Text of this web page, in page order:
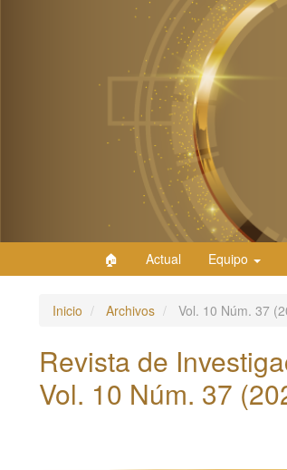
🏠 Actual Equipo
Inicio Archivos Vol. 10 Núm. 37
Revista de
Vol. 10 Núm. 37